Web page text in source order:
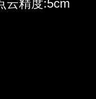
云精度:5cm